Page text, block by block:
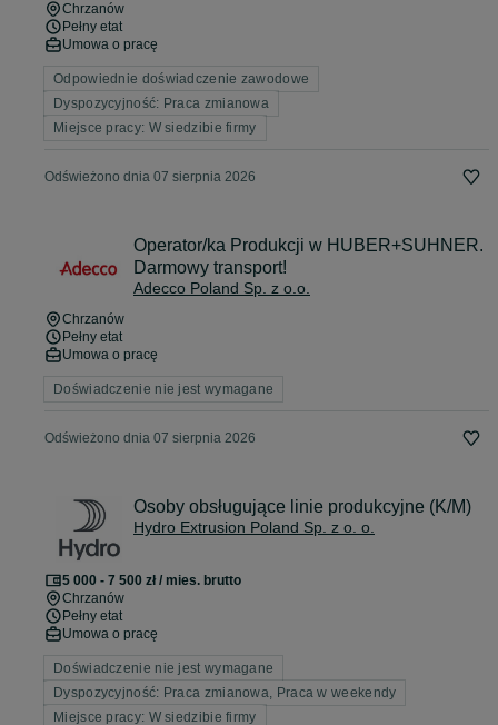
Chrzanów
Pełny etat
Umowa o pracę
Odpowiednie doświadczenie zawodowe
Dyspozycyjność: Praca zmianowa
Miejsce pracy: W siedzibie firmy
Odświeżono dnia 07 sierpnia 2026
Operator/ka Produkcji w HUBER+SUHNER.
Darmowy transport!
Adecco Poland Sp. z o.o.
Chrzanów
Pełny etat
Umowa o pracę
Doświadczenie nie jest wymagane
Odświeżono dnia 07 sierpnia 2026
Osoby obsługujące linie produkcyjne (K/M)
Hydro Extrusion Poland Sp. z o. o.
5 000 - 7 500 zł / mies. brutto
Chrzanów
Pełny etat
Umowa o pracę
Doświadczenie nie jest wymagane
Dyspozycyjność: Praca zmianowa, Praca w weekendy
Miejsce pracy: W siedzibie firmy